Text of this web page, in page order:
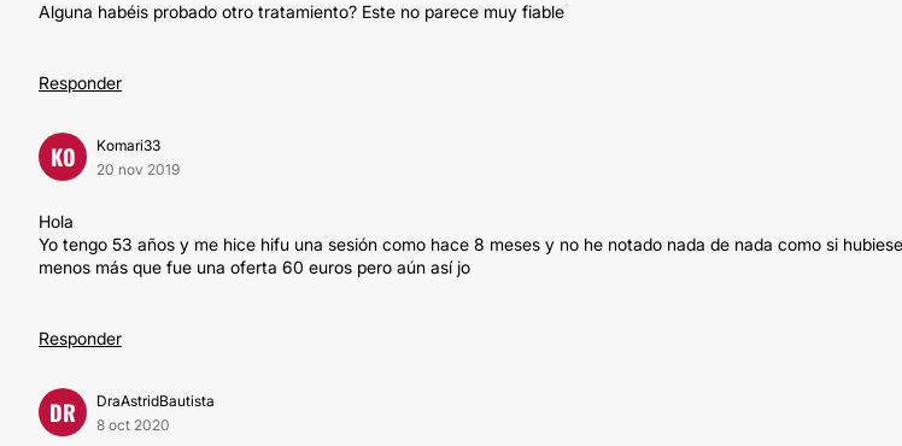
Alguna habéis probado otro tratamiento? Este no parece muy fiable
Responder
KO
Komari33
20 nov 2019
Hola
Yo tengo 53 años y me hice hifu una sesión como hace 8 meses y no he notado nada de nada como si
menos más que fue una oferta 60 euros pero aún así jo
Responder
DR
DraAstridBautista
8 oct 2020